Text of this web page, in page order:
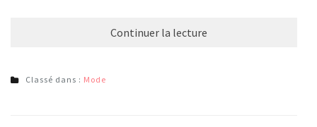
Continuer la lecture
Classé dans : Mode